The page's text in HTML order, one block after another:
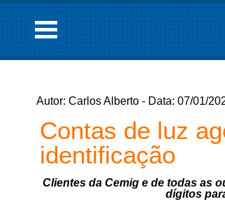
Autor: Carlos Alberto - Data: 07/01/
Contas de luz
identificação
Clientes da Cemig e de todas as
dígitos